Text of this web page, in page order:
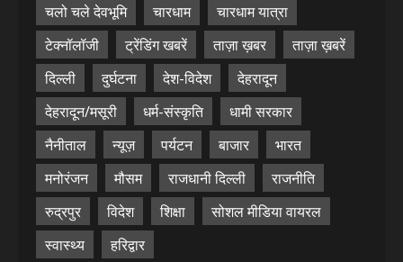
चलो चले देवभूमि
चारधाम
चारधाम यात्रा
टेक्नॉलॉजी
ट्रेंडिंग खबरें ताज़ा ख़बर
ताज़ा ख़बरें
दिल्ली
दुर्घटना देश-विदेश
देहरादून
देहरादून/मसूरी
धर्म-संस्कृति
धामी सरकार
नैनीताल
न्यूज़ पर्यटन बाजार
भारत
मनोरंजन
मौसम राजधानी दिल्ली
राजनीति
रुद्रपुर
विदेश शिक्षा
सोशल मीडिया वायरल
स्वास्थ्य
हरिद्वार